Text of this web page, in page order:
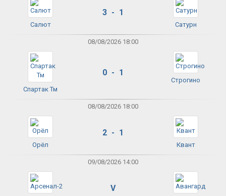
Салют
3 - 1
Сатурн
08/08/2026 18:00
Спартак Тм
0 - 1
Строгино
08/08/2026 18:00
Орёл
2 - 1
Квант
09/08/2026 14:00
V